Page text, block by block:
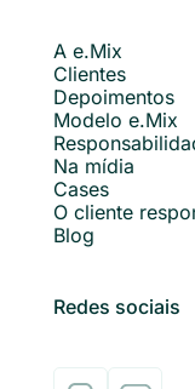
A e.Mix
Clientes
Depoimentos
Modelo e.Mix
Na mídia
Cases
O cliente
Blog
Redes sociais